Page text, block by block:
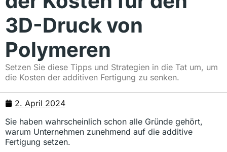
3D-Druck von
Polymeren
Setzen Sie diese Tipps und Strategien in die Tat um, um
die Kosten der additiven Fertigung zu senken.
2. April 2024
Sie haben wahrscheinlich schon alle Gründe gehört,
warum Unternehmen zunehmend auf die additive
Fertigung setzen.